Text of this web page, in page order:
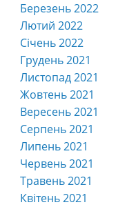
Березень 2022
Лютий 2022
Січень 2022
Грудень 2021
Листопад 2021
Жовтень 2021
Вересень 2021
Серпень 2021
Липень 2021
Червень 2021
Травень 2021
Квітень 2021